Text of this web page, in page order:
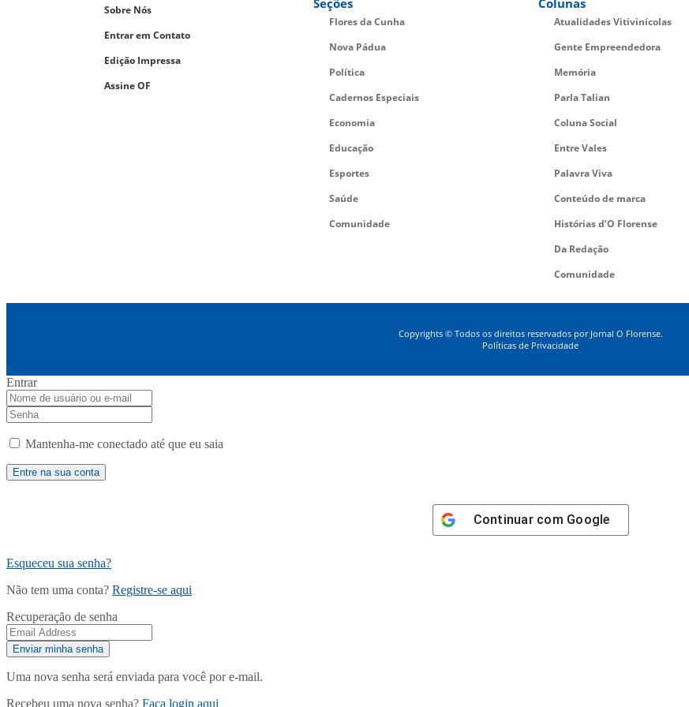
Sobre Nós
Entrar em Contato
Edição Impressa
Assine OF
Seções
Flores da Cunha
Nova Pádua
Política
Cadernos Especiais
Economia
Educação
Esportes
Saúde
Comunidade
Colunas
Atualidades Vitivinícolas
Gente Empreendedora
Memória
Parla Talian
Coluna Social
Entre Vales
Palavra Viva
Conteúdo de marca
Histórias d’O Florense
Da Redação
Comunidade
Copyrights © Todos os direitos reservados por Jornal O Florense.
Políticas de Privacidade
Entrar
Mantenha-me conectado até que eu saia
Continuar com Google
Esqueceu sua senha?
Não tem uma conta? Registre-se aqui
Recuperação de senha
Uma nova senha será enviada para você por e-mail.
Recebeu uma nova senha? Faça login aqui